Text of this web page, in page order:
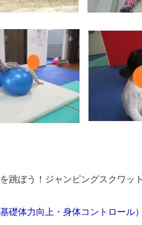
を跳ぼう！ジャンピングスクワッ
基礎体力向上・身体コントロール